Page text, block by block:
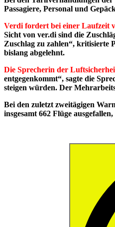
Passagiere, Personal und
Verdi fordert bei einer Laufzeit
Sicht von ver.di sind die
Zuschlag zu zahlen“, kritisierte
bislang abgelehnt.
Die Sprecherin der
entgegenkommt“, sagte die
steigen würden. Der
Bei den zuletzt zweitägigen
insgesamt 662 Flüge